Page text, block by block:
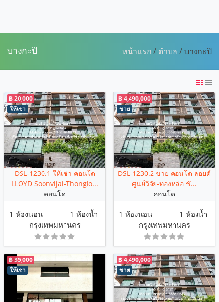
บางกะปิ หน้าแรก / ตำบล / บางกะปิ
ให้เช่า
฿ 20,000
DSL-1230.1 ให้เช่า คอนโด
LLOYD Soonvijai-Thonglo...
คอนโด
1 ห้องนอน
1 ห้องน้ำ
กรุงเทพมหานคร
ขาย
฿ 4,490,000
DSL-1230.2 ขาย คอนโด ลอยด์
ศูนย์วิจัย-ทองหล่อ ชั...
คอนโด
1 ห้องนอน
1 ห้องน้ำ
กรุงเทพมหานคร
ให้เช่า
฿ 35,000
ขาย
฿ 4,490,000